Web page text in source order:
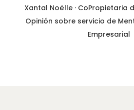
Xantal Noëlle · CoPropietaria
Opinión sobre servicio de
Empresarial